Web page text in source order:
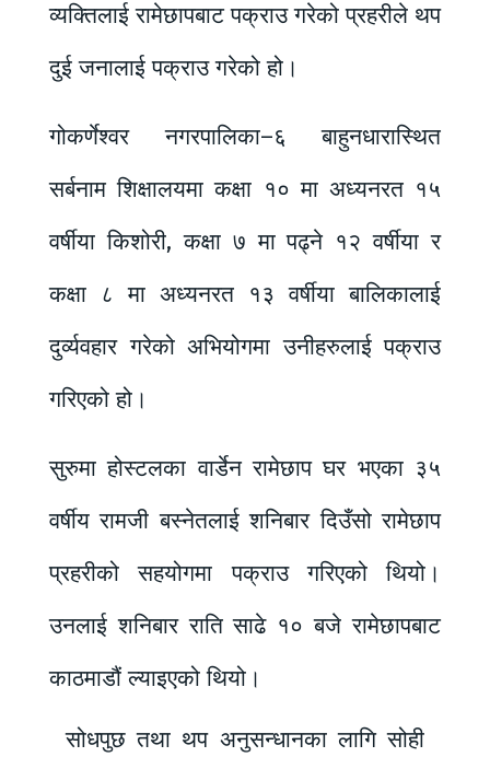
व्यक्तिलाई रामेछापबाट पक्राउ गरेको प्रहरीले थप
दुई जनालाई पक्राउ गरेको हो।
गोकर्णेश्वर नगरपालिका–६ बाहुनधारास्थित
सर्बनाम शिक्षालयमा कक्षा १० मा अध्यनरत १५
वर्षीया किशोरी, कक्षा ७ मा पढ्ने १२ वर्षीया र
कक्षा ८ मा अध्यनरत १३ वर्षीया बालिकालाई
दुर्व्यवहार गरेको अभियोगमा उनीहरुलाई पक्राउ
गरिएको हो।
सुरुमा होस्टलका वार्डेन रामेछाप घर भएका ३५
वर्षीय रामजी बस्नेतलाई शनिबार दिउँसो रामेछाप
प्रहरीको सहयोगमा पक्राउ गरिएको थियो।
उनलाई शनिबार राति साढे १० बजे रामेछापबाट
काठमाडौं ल्याइएको थियो।
सोधपुछ तथा थप अनुसन्धानका लागि सोही